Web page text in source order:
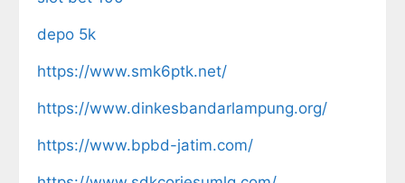
depo 5k
https://www.smk6ptk.net/
https://www.dinkesbandarlampung.org/
https://www.bpbd-jatim.com/